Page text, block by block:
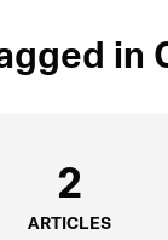
in
2
ARTICLES